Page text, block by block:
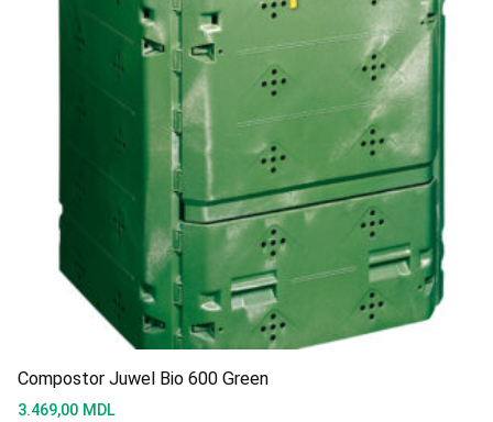
Compostor Juwel Bio 600 Green
3.469,00 MDL